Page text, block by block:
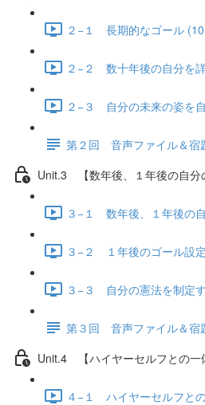
２−１ 長期的なゴール
２−２ 数十年後の自分を
２−３ 自分の未来の姿を
第２回 音声ファイル＆宿
Unit.3 【数年後、１年後の自分
３−１ 数年後、１年後の
３−２ １年後のゴール設
３−３ 自分の憲法を制定
第３回 音声ファイル＆宿
Unit.4 【ハイヤーセルフとの一
４−１ ハイヤーセルフと